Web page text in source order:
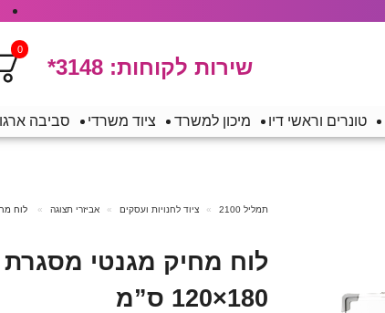
שירות לקוחות: *3148
0
טונרים וראשי דיו מיכון למשרד ציוד משרדי סביבה
תמליל 2100 ציוד לחנויות ועסקים אביזרי תצוגה לוח מחיק
לוח מחיק מגנטי מסגרת
180×120 ס”מ